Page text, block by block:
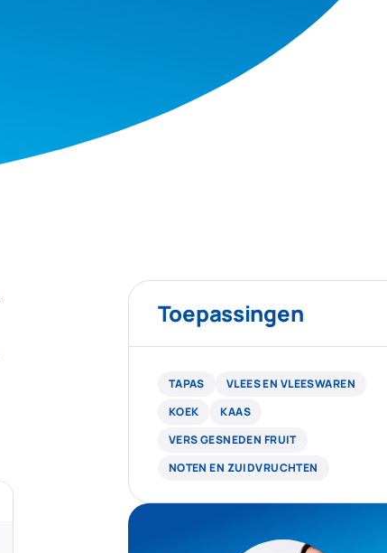
Toepassingen
TAPAS
VLEES EN VLEESWAREN
KOEK
KAAS
VERS GESNEDEN FRUIT
NOTEN EN ZUIDVRUCHTEN